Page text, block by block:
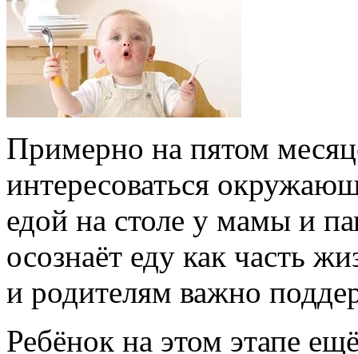
Примерно на пятом
интересоваться
едой на столе у мамы и
осознаёт еду как часть
и родителям важно
Ребёнок на этом этапе